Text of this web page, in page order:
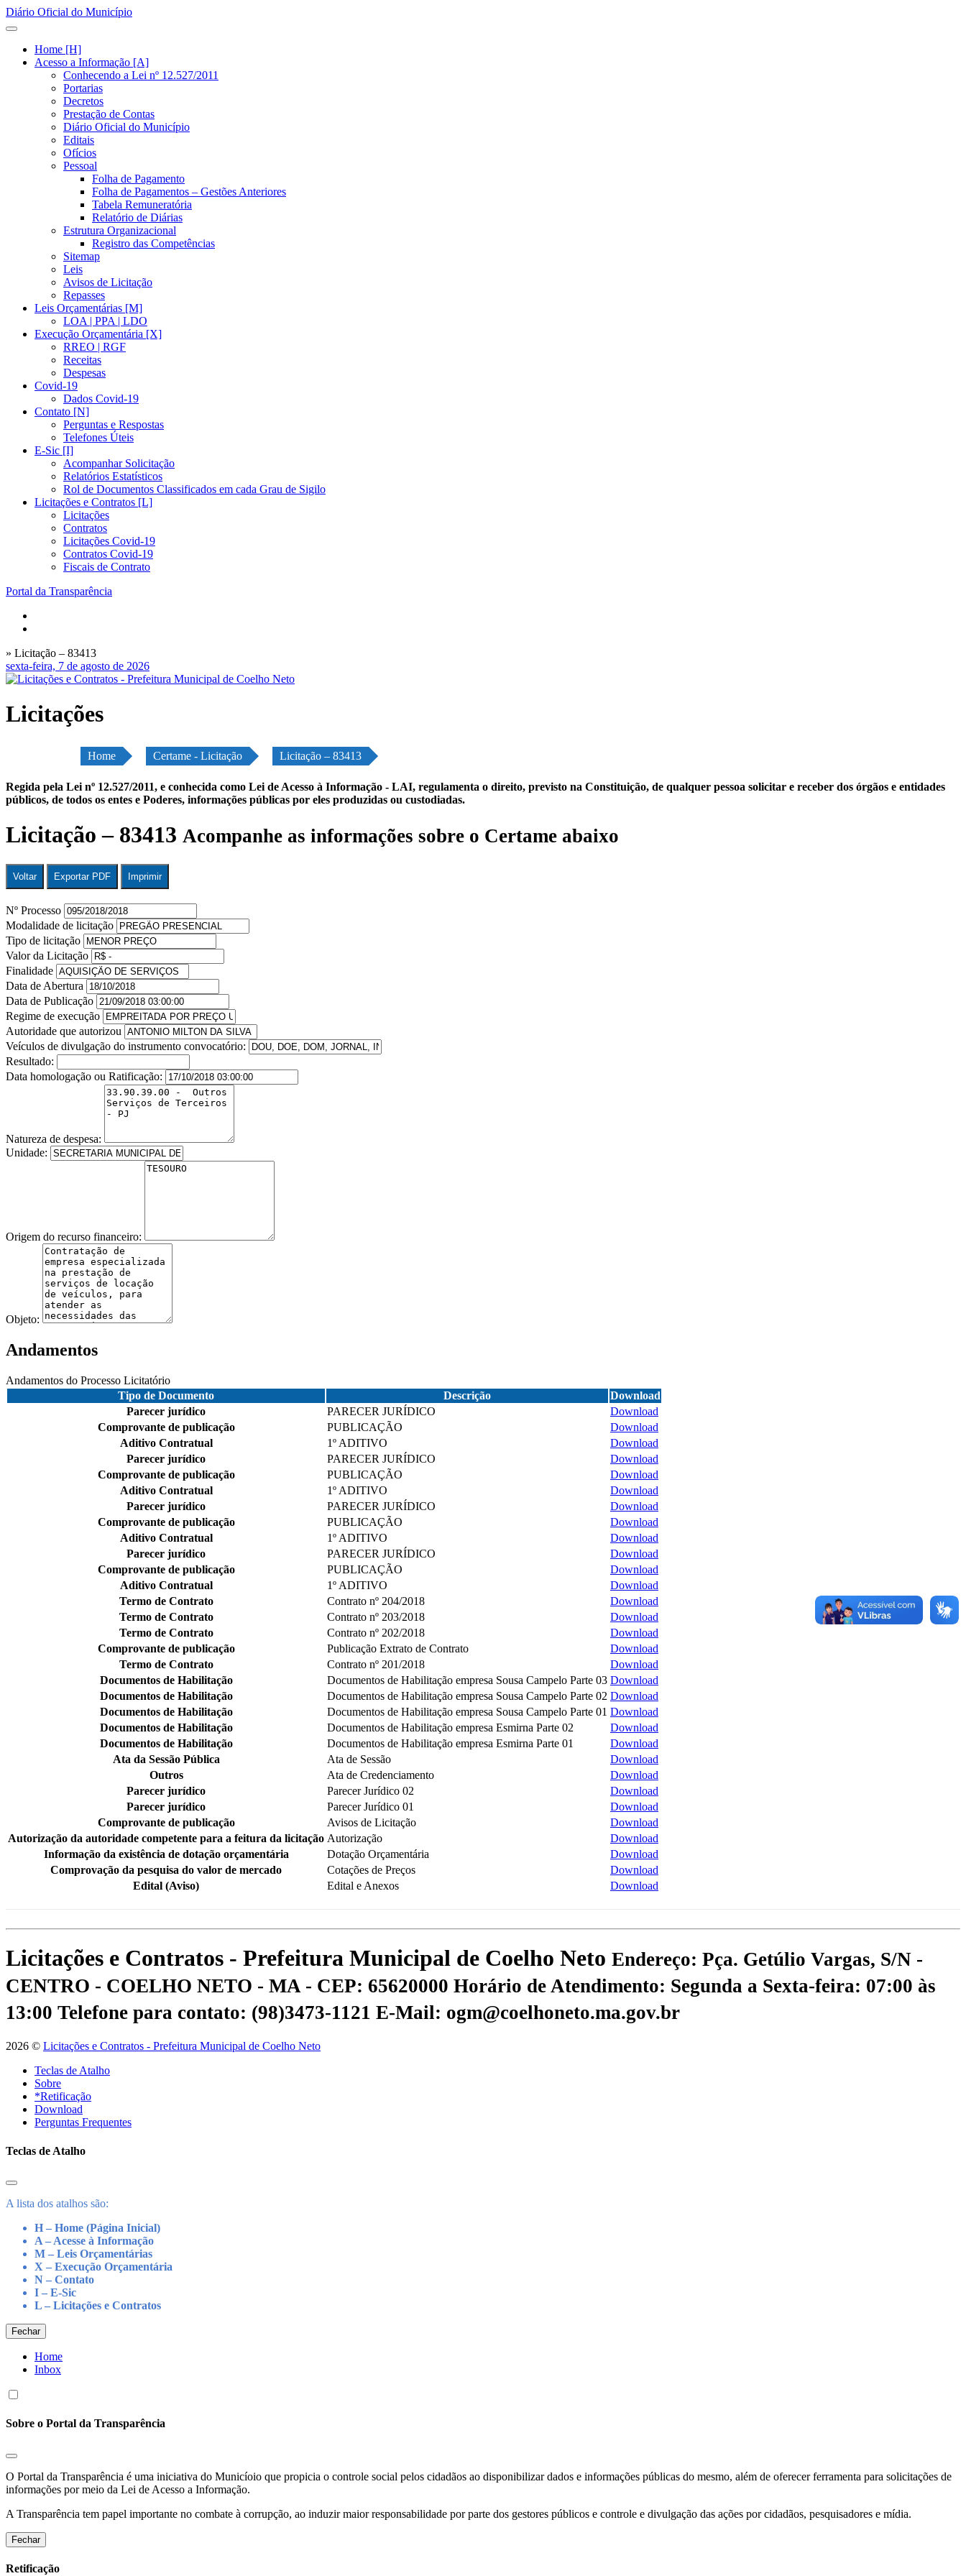
Diário Oficial do Município
Home [H]
Acesso a Informação [A]
Conhecendo a Lei nº 12.527/2011
Portarias
Decretos
Prestação de Contas
Diário Oficial do Município
Editais
Ofícios
Pessoal
Folha de Pagamento
Folha de Pagamentos – Gestões Anteriores
Tabela Remuneratória
Relatório de Diárias
Estrutura Organizacional
Registro das Competências
Sitemap
Leis
Avisos de Licitação
Repasses
Leis Orçamentárias [M]
LOA | PPA | LDO
Execução Orçamentária [X]
RREO | RGF
Receitas
Despesas
Covid-19
Dados Covid-19
Contato [N]
Perguntas e Respostas
Telefones Úteis
E-Sic [I]
Acompanhar Solicitação
Relatórios Estatísticos
Rol de Documentos Classificados em cada Grau de Sigilo
Licitações e Contratos [L]
Licitações
Contratos
Licitações Covid-19
Contratos Covid-19
Fiscais de Contrato
Portal da Transparência
» Licitação – 83413
sexta-feira, 7 de agosto de 2026
Licitações
Home Certame - Licitação Licitação – 83413
Regida pela Lei nº 12.527/2011, e conhecida como Lei de Acesso à Informação - LAI, regulamenta o direito, previsto na Constituição, de qualquer pessoa solicitar e receber dos órgãos e entidades
públicos, de todos os entes e Poderes, informações públicas por eles produzidas ou custodiadas.
Licitação – 83413 Acompanhe as informações sobre o Certame abaixo
Voltar Exportar PDF Imprimir
Nº Processo
Modalidade de licitação
Tipo de licitação
Valor da Licitação
Finalidade
Data de Abertura
Data de Publicação
Regime de execução
Autoridade que autorizou
Veículos de divulgação do instrumento convocatório:
Resultado:
Data homologação ou Ratificação:
Natureza de despesa:
Unidade:
Origem do recurso financeiro:
Objeto:
Andamentos
Andamentos do Processo Licitatório
Tipo de Documento
Descrição
Download
Parecer jurídico
PARECER JURÍDICO
Download
Comprovante de publicação
PUBLICAÇÃO
Download
Aditivo Contratual
1º ADITIVO
Download
Parecer jurídico
PARECER JURÍDICO
Download
Comprovante de publicação
PUBLICAÇÃO
Download
Aditivo Contratual
1º ADITIVO
Download
Parecer jurídico
PARECER JURÍDICO
Download
Comprovante de publicação
PUBLICAÇÃO
Download
Aditivo Contratual
1º ADITIVO
Download
Parecer jurídico
PARECER JURÍDICO
Download
Comprovante de publicação
PUBLICAÇÃO
Download
Aditivo Contratual
1º ADITIVO
Download
Termo de Contrato
Contrato nº 204/2018
Download
Termo de Contrato
Contrato nº 203/2018
Download
Termo de Contrato
Contrato nº 202/2018
Download
Comprovante de publicação
Publicação Extrato de Contrato
Download
Termo de Contrato
Contrato nº 201/2018
Download
Documentos de Habilitação
Documentos de Habilitação empresa Sousa Campelo Parte 03 Download
Documentos de Habilitação
Documentos de Habilitação empresa Sousa Campelo Parte 02 Download
Documentos de Habilitação
Documentos de Habilitação empresa Sousa Campelo Parte 01 Download
Documentos de Habilitação
Documentos de Habilitação empresa Esmirna Parte 02
Download
Documentos de Habilitação
Documentos de Habilitação empresa Esmirna Parte 01
Download
Ata da Sessão Pública
Ata de Sessão
Download
Outros
Ata de Credenciamento
Download
Parecer jurídico
Parecer Jurídico 02
Download
Parecer jurídico
Parecer Jurídico 01
Download
Comprovante de publicação
Avisos de Licitação
Download
Autorização da autoridade competente para a feitura da licitação Autorização
Download
Informação da existência de dotação orçamentária
Dotação Orçamentária
Download
Comprovação da pesquisa do valor de mercado
Cotações de Preços
Download
Edital (Aviso)
Edital e Anexos Download
Licitações e Contratos - Prefeitura Municipal de Coelho Neto Endereço: Pça. Getúlio Vargas, S/N -
CENTRO - COELHO NETO - MA - CEP: 65620000 Horário de Atendimento: Segunda a Sexta-feira: 07:00 às
13:00 Telefone para contato: (98)3473-1121 E-Mail: ogm@coelhoneto.ma.gov.br
2026 © Licitações e Contratos - Prefeitura Municipal de Coelho Neto
Teclas de Atalho
Sobre
*Retificação
Download
Perguntas Frequentes
Teclas de Atalho
A lista dos atalhos são:
H – Home (Página Inicial)
A – Acesse à Informação
M – Leis Orçamentárias
X – Execução Orçamentária
N – Contato
I – E-Sic
L – Licitações e Contratos
Fechar
Home
Inbox
Sobre o Portal da Transparência
O Portal da Transparência é uma iniciativa do Municíoio que propicia o controle social pelos cidadãos ao disponibilizar dados e informações públicas do mesmo, além de oferecer ferramenta para solicitações de
informações por meio da Lei de Acesso a Informação.
A Transparência tem papel importante no combate à corrupção, ao induzir maior responsabilidade por parte dos gestores públicos e controle e divulgação das ações por cidadãos, pesquisadores e mídia.
Fechar
Retificação